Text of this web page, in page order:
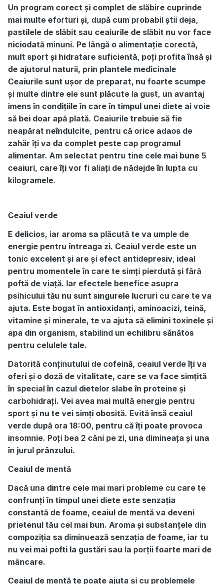
Un program corect și complet de slăbire cuprinde
mai multe eforturi și, după cum probabil știi deja,
pastilele de slăbit sau ceaiurile de slăbit nu vor face
niciodată minuni. Pe lângă o alimentație corectă,
mult sport și hidratare suficientă, poți profita însă și
de ajutorul naturii, prin plantele medicinale
Ceaiurile sunt ușor de preparat, nu foarte scumpe
și multe dintre ele sunt plăcute la gust, un avantaj
imens în condițiile în care în timpul unei diete ai voie
să bei doar apă plată. Ceaiurile trebuie să fie
neapărat neîndulcite, pentru că orice adaos de
zahăr îți va da complet peste cap programul
alimentar. Am selectat pentru tine cele mai bune 5
ceaiuri, care îți vor fi aliați de nădejde în lupta cu
kilogramele.
Ceaiul verde
E delicios, iar aroma sa plăcută te va umple de
energie pentru întreaga zi. Ceaiul verde este un
tonic excelent și are și efect antidepresiv, ideal
pentru momentele în care te simți pierdută și fără
poftă de viață. Iar efectele benefice asupra
psihicului tău nu sunt singurele lucruri cu care te va
ajuta. Este bogat în antioxidanți, aminoacizi, teină,
vitamine și minerale, te va ajuta să elimini toxinele și
apa din organism, stabilind un echilibru sănătos
pentru celulele tale.
Datorită conținutului de cofeină, ceaiul verde îți va
oferi și o doză de vitalitate, care se va face simțită
în special în cazul dietelor slabe în proteine și
carbohidrați. Vei avea mai multă energie pentru
sport și nu te vei simți obosită. Evită însă ceaiul
verde după ora 18:00, pentru că îți poate provoca
insomnie. Poți bea 2 căni pe zi, una dimineața și una
în jurul prânzului.
Ceaiul de mentă
Dacă una dintre cele mai mari probleme cu care te
confrunți în timpul unei diete este senzația
constantă de foame, ceaiul de mentă va deveni
prietenul tău cel mai bun. Aroma și substanțele din
compoziția sa diminuează senzația de foame, iar tu
nu vei mai pofti la gustări sau la porții foarte mari de
mâncare.
Ceaiul de mentă te poate ajuta și cu problemele